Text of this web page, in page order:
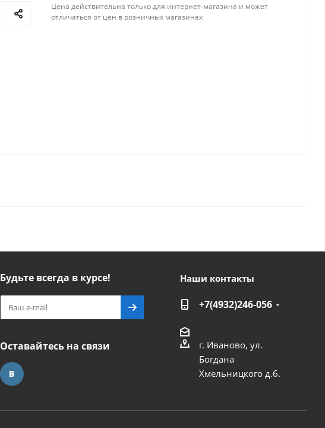
Цена действительна только для интернет-магазина и может
отличаться от цен в розничных магазинах
Будьте всегда в курсе!
Оставайтесь на связи
Наши контакты
+7(4932)246-056
г. Иваново, ул.
Богдана
Хмельницкого д.6.